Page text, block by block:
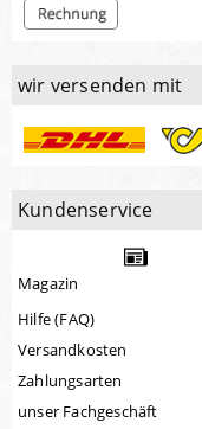
wir versenden mit
Kundenservice
Magazin
Hilfe (FAQ)
Versandkosten
Zahlungsarten
unser Fachgeschäft